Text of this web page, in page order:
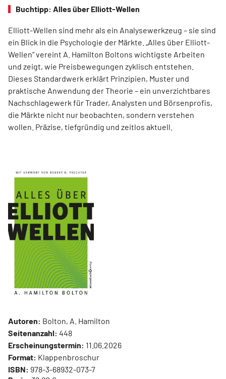
Buchtipp: Alles über Elliott-Wellen
Elliott-Wellen sind mehr als ein Analysewerkzeug – sie sind
ein Blick in die Psychologie der Märkte. „Alles über Elliott-
Wellen“ vereint A. Hamilton Boltons wichtigste Arbeiten
und zeigt, wie Preisbewegungen zyklisch entstehen.
Dieses Standardwerk erklärt Prinzipien, Muster und
praktische Anwendung der Theorie – ein unverzichtbares
Nachschlagewerk für Trader, Analysten und Börsenprofis,
die Märkte nicht nur beobachten, sondern verstehen
wollen. Präzise, tiefgründig und zeitlos aktuell.
Autoren: Bolton, A. Hamilton
Seitenanzahl: 448
Erscheinungstermin: 11.06.2026
Format: Klappenbroschur
ISBN: 978-3-68932-073-7